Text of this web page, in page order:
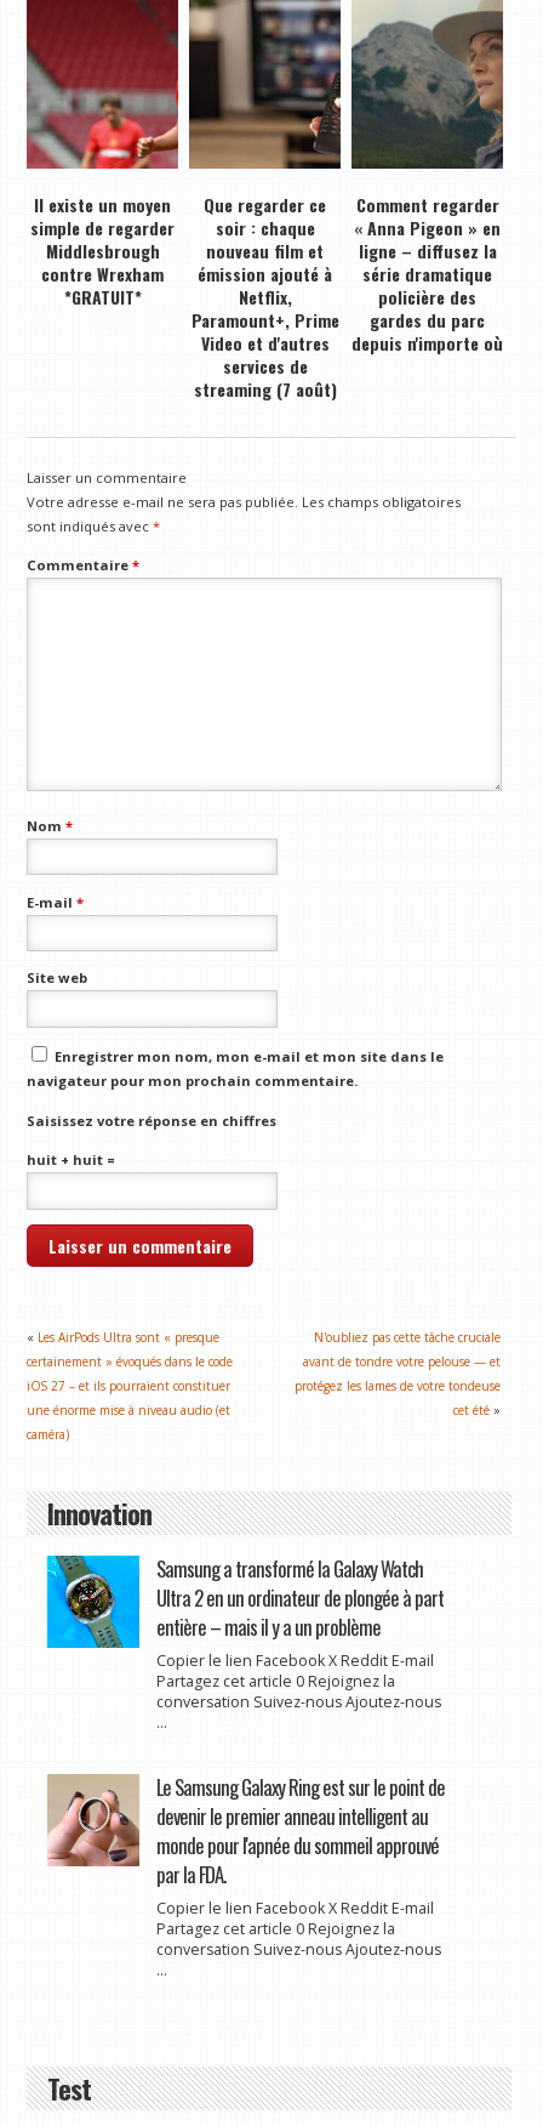
Il existe un moyen
simple de regarder
Middlesbrough
contre Wrexham
*GRATUIT*
Que regarder ce
soir : chaque
nouveau film et
émission ajouté à
Netflix,
Paramount+, Prime
Video et d'autres
services de
streaming (7 août)
Comment regarder
« Anna Pigeon » en
ligne – diffusez la
série dramatique
policière des
gardes du parc
depuis n'importe où
Laisser un commentaire
Votre adresse e-mail ne sera pas publiée. Les champs obligatoires
sont indiqués avec*
Commentaire*
Nom*
E-mail*
Site web
Enregistrer mon nom, mon e-mail et mon site dans le
navigateur pour mon prochain commentaire.
Saisissez votre réponse en chiffres
huit + huit =
« Les AirPods Ultra sont « presque
certainement » évoqués dans le code
iOS 27 – et ils pourraient constituer
une énorme mise à niveau audio (et
caméra)
N'oubliez pas cette tâche cruciale
avant de tondre votre pelouse — et
protégez les lames de votre tondeuse
cet été »
Innovation
Samsung a transformé la Galaxy Watch
Ultra 2 en un ordinateur de plongée à part
entière – mais il y a un problème
Copier le lien Facebook X Reddit E-mail
Partagez cet article 0 Rejoignez la
conversation Suivez-nous Ajoutez-nous
...
Le Samsung Galaxy Ring est sur le point de
devenir le premier anneau intelligent au
monde pour l'apnée du sommeil approuvé
par la FDA.
Copier le lien Facebook X Reddit E-mail
Partagez cet article 0 Rejoignez la
conversation Suivez-nous Ajoutez-nous
...
Test